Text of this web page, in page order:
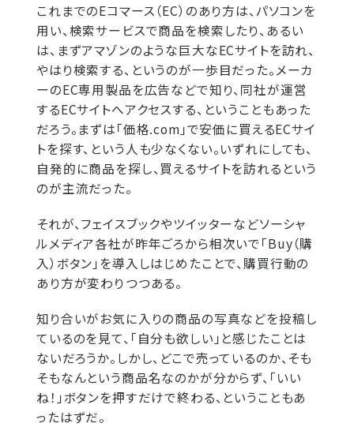
これまでのEコマース（EC）のあり方は、パソコンを
用い、検索サービスで商品を検索したり、あるい
は、まずアマゾンのような巨大なECサイトを訪れ、
やはり検索する、というのが一歩目だった。メーカ
ーのEC専用製品を広告などで知り、同社が運営
するECサイトへアクセスする、ということもあった
だろう。まずは「価格.com」で安価に買えるECサイ
トを探す、という人も少なくない。いずれにしても、
自発的に商品を探し、買えるサイトを訪れるという
のが主流だった。
それが、フェイスブックやツイッターなどソーシャ
ルメディア各社が昨年ごろから相次いで「Buy（購
入）ボタン」を導入しはじめたことで、購買行動の
あり方が変わりつつある。
知り合いがお気に入りの商品の写真などを投稿し
ているのを見て、「自分も欲しい」と感じたことは
ないだろうか。しかし、どこで売っているのか、そも
そもなんという商品名なのかが分からず、「いい
ね！」ボタンを押すだけで終わる、ということもあ
ったはずだ。